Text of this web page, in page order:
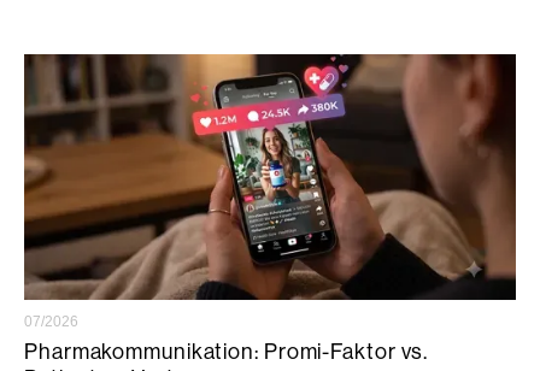
07/2026
Pharmakommunikation: Promi-Faktor vs.